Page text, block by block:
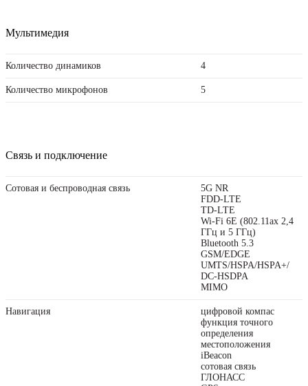
Мультимедия
Количество динамиков 4
Количество микрофонов 5
Связь и подключение
Сотовая и беспроводная связь
5G NR
FDD‑LTE
TD‑LTE
Wi-Fi 6E (802.11ax 2,4
ГГц и 5 ГГц)
Bluetooth 5.3
GSM/EDGE
UMTS/HSPA/​HSPA+/​
DC-HSDPA
MIMO
Навигация
цифровой компас
функция точного
определения
местоположения
iBeacon
cотовая связь
ГЛОНАСС